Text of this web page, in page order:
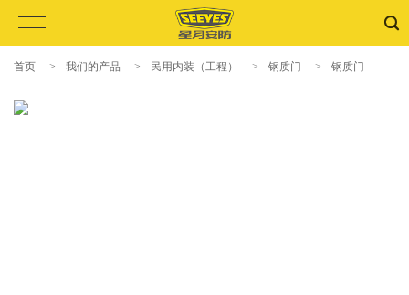
首页 > 我们的产品 > 民用内装（工程） > 钢质门 > 钢质门